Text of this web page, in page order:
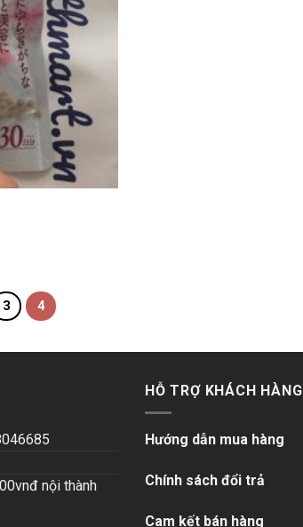
3 4
nội thành
HỖ TRỢ KHÁCH HÀNG
Hướng dẫn mua hàng
Chính sách đổi trả
Cam kết bán hàng